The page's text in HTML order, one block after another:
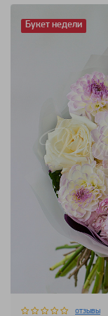
отзывы
Букет недели